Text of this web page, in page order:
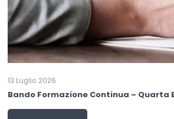
13 Luglio 2026
Bando Formazione Continua – Quarta